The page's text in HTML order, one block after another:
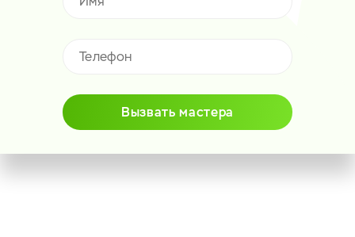
Вызвать мастера